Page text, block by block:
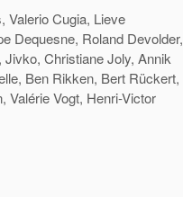
Valerio Cugia, Lieve
Dequesne, Roland Devolder,
Christiane Joly, Annik
Ben Rikken, Bert Rückert,
Valérie Vogt, Henri-Victor